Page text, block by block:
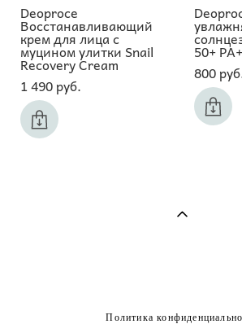
Deoproce
Восстанавливающий
крем для лица с
муцином улитки Snail
Recovery Cream
1 490 pуб.
50+
800
Политика